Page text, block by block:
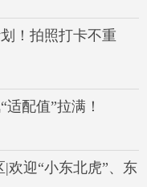
！拍照打卡不重
配值”拉满！
|欢迎“小东北虎”、东